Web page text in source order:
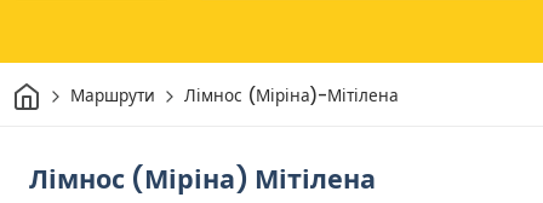
Дім Маршрути Лімнос (Міріна)-Мітілена
Лімнос (Міріна) Мітілена